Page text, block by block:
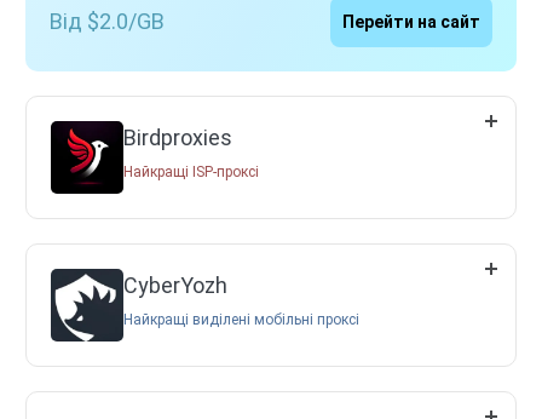
Від $2.0/GB Перейти на сайт
Birdproxies
Найкращі ISP-проксі
CyberYozh
Найкращі виділені мобільні проксі